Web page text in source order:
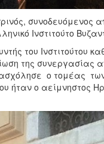
συνοδευόμενος
Ινστιτούτο
του Ινστιτούτου
της συνεργασίας
ο τομέας
ήταν ο αείμνηστος